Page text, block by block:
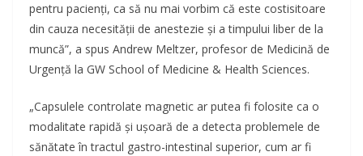
pentru pacienți, ca să nu mai vorbim că este costisitoare
din cauza necesității de anestezie și a timpului liber de la
muncă”, a spus Andrew Meltzer, profesor de Medicină de
Urgență la GW School of Medicine & Health Sciences.
„Capsulele controlate magnetic ar putea fi folosite ca o
modalitate rapidă și ușoară de a detecta problemele de
sănătate în tractul gastro-intestinal superior, cum ar fi